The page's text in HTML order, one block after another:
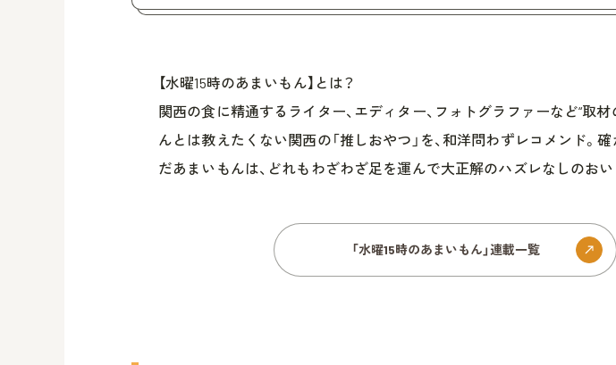
【水曜15時のあまいもん】とは？
関西の食に精通するライター、エディター、フォトグラファーなど“取材
んとは教えたくない関西の「推しおやつ」を、和洋問わずレコメンド。
だあまいもんは、どれもわざわざ足を運んで大正解のハズレなしのおい
「水曜15時のあまいもん」連載一覧